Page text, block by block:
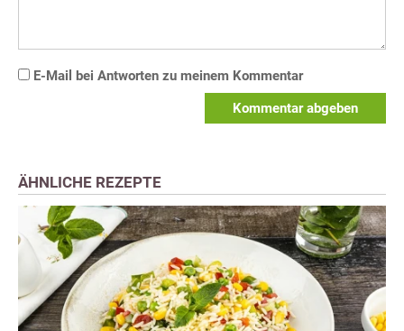
E-Mail bei Antworten zu meinem Kommentar
Kommentar abgeben
ÄHNLICHE REZEPTE